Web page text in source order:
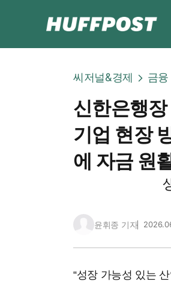
씨저널&경제 금융
신한은행
기업 현장
에 자금 원
윤휘종 기자
“성장 가능성 있는